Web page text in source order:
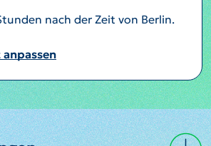
nach der Zeit von Berlin.